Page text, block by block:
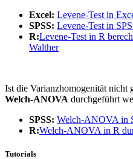
Excel: Levene-Test in
SPSS: Levene-Test in
R:Levene-Test in R
Walther
Ist die Varianzhomogenität nicht
Welch-ANOVA durchgeführt
SPSS: Welch-ANOVA in
R:Welch-ANOVA in R
Tutorials